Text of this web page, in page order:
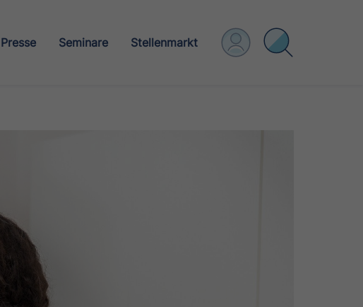
Presse Seminare Stellenmarkt